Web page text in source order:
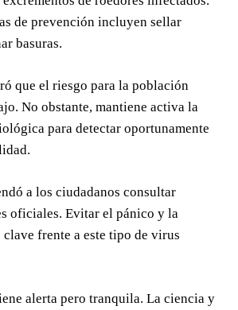
de prevención incluyen sellar
basuras.
que el riesgo para la población
No obstante, mantiene activa la
para detectar oportunamente
a los ciudadanos consultar
oficiales. Evitar el pánico y la
frente a este tipo de virus
alerta pero tranquila. La ciencia y